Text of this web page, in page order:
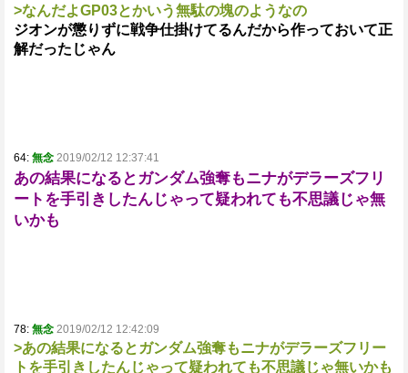
>なんだよGP03とかいう無駄の塊のようなの
ジオンが懲りずに戦争仕掛けてるんだから作っておいて正
解だったじゃん
64: 無念 2019/02/12 12:37:41
あの結果になるとガンダム強奪もニナがデラーズフリ
ートを手引きしたんじゃって疑われても不思議じゃ無
いかも
78: 無念 2019/02/12 12:42:09
>あの結果になるとガンダム強奪もニナがデラーズフリー
トを手引きしたんじゃって疑われても不思議じゃ無いかも